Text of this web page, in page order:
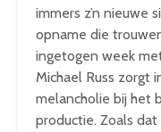
immers z’n nieuwe
opname die
ingetogen week
Michael Russ zorgt
melancholie bij het
productie. Zoals